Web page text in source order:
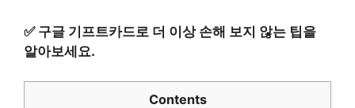
✅ 구글 기프트카드로 더 이상 손해 보지 않는 팁을
알아보세요.
Contents